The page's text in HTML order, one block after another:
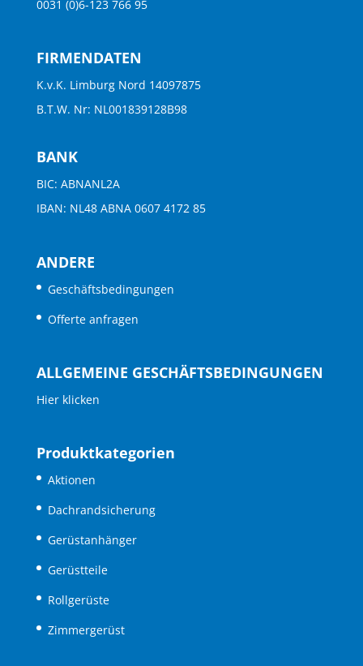
0031 (0)6-123 766 95
FIRMENDATEN
K.v.K. Limburg Nord 14097875
B.T.W. Nr: NL001839128B98
BANK
BIC: ABNANL2A
IBAN: NL48 ABNA 0607 4172 85
ANDERE
Geschäftsbedingungen
Offerte anfragen
ALLGEMEINE GESCHÄFTSBEDINGUNGEN
Hier klicken
Produktkategorien
Aktionen
Dachrandsicherung
Gerüstanhänger
Gerüstteile
Rollgerüste
Zimmergerüst